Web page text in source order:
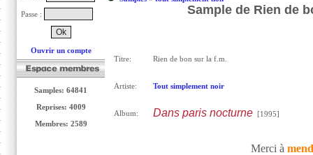
Passe :
Ouvrir un compte
Samples: 64841
Reprises: 4009
Membres: 2589
Sample de Rien de
Titre: Rien de bon sur la f.m.
Artiste: Tout simplement noir
Album: Dans paris nocturne[1995]
Merci à